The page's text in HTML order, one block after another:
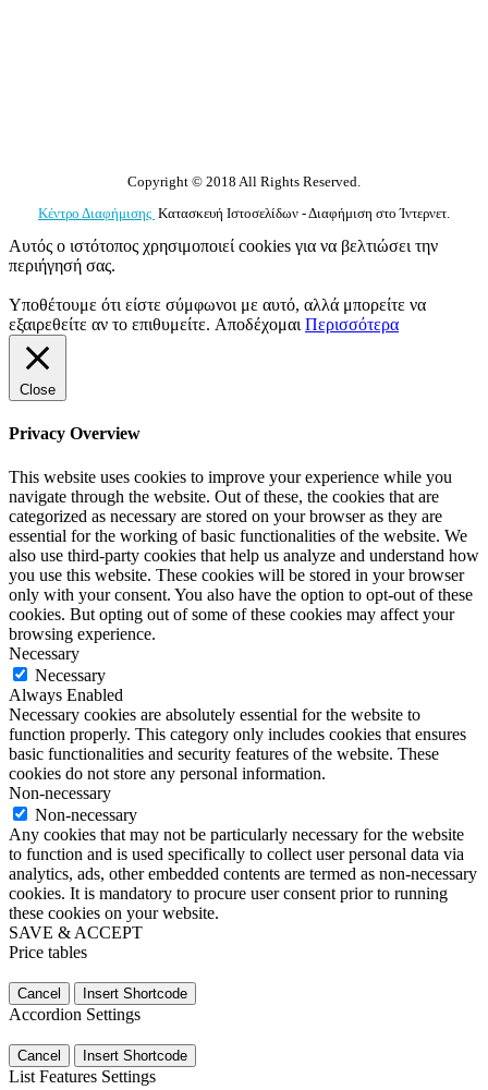
Copyright © 2018 All Rights Reserved.
Κέντρο Διαφήμισης Κατασκευή Ιστοσελίδων - Διαφήμιση στο Ίντερνετ.
Αυτός ο ιστότοπος χρησιμοποιεί cookies για να βελτιώσει την
περιήγησή σας.
Υποθέτουμε ότι είστε σύμφωνοι με αυτό, αλλά μπορείτε να
εξαιρεθείτε αν το επιθυμείτε. Αποδέχομαι Περισσότερα
Close
Privacy Overview
This website uses cookies to improve your experience while you
navigate through the website. Out of these, the cookies that are
categorized as necessary are stored on your browser as they are
essential for the working of basic functionalities of the website. We
also use third-party cookies that help us analyze and understand how
you use this website. These cookies will be stored in your browser
only with your consent. You also have the option to opt-out of these
cookies. But opting out of some of these cookies may affect your
browsing experience.
Necessary
Necessary
Always Enabled
Necessary cookies are absolutely essential for the website to
function properly. This category only includes cookies that ensures
basic functionalities and security features of the website. These
cookies do not store any personal information.
Non-necessary
Non-necessary
Any cookies that may not be particularly necessary for the website
to function and is used specifically to collect user personal data via
analytics, ads, other embedded contents are termed as non-necessary
cookies. It is mandatory to procure user consent prior to running
these cookies on your website.
SAVE & ACCEPT
Price tables
Cancel Insert Shortcode
Accordion Settings
Cancel Insert Shortcode
List Features Settings